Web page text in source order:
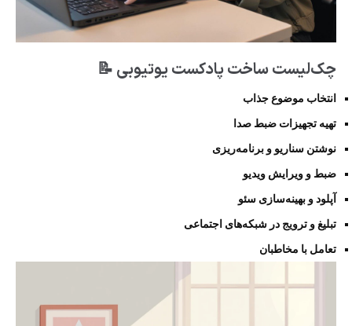
چک‌لیست ساخت پادکست یوتیوبی 📝
انتخاب موضوع جذاب
تهیه تجهیزات ضبط صدا
نوشتن سناریو و برنامه‌ریزی
ضبط و ویرایش ویدیو
آپلود و بهینه‌سازی سئو
تبلیغ و ترویج در شبکه‌های اجتماعی
تعامل با مخاطبان